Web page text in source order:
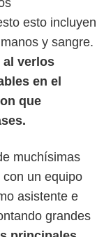
esto incluyen
y sangre.
al verlos
en el
que
muchísimas
con un equipo
asistente e
grandes